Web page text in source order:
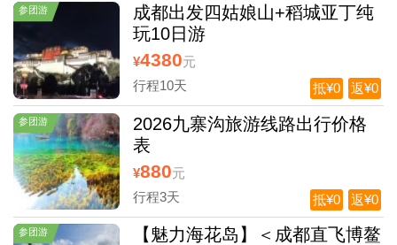
参团游
成都出发四姑娘山+稻城亚丁纯
玩10日游
¥4380元
行程10天
返¥0
抵¥0
参团游
2026九寨沟旅游线路出行价格
表
¥880元
行程3天
返¥0
抵¥0
参团游
【魅力海花岛】＜成都直飞博鳌